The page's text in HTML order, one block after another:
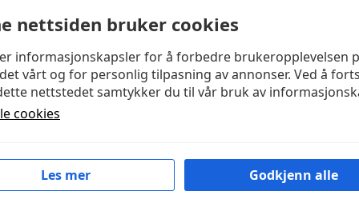
DAY ET
Day Gweneth RE-S
Beauty Black
kr349,00
nettsiden bruker cookies
informasjonskapsler for å forbedre brukeropplevelsen
vårt og for personlig tilpasning av annonser. Ved å
nettstedet samtykker du til vår bruk av
cookies
Les mer Godkjenn alle